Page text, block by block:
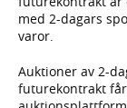
med 2-dagars
varor.
Auktioner av 2-
futurekontrakt